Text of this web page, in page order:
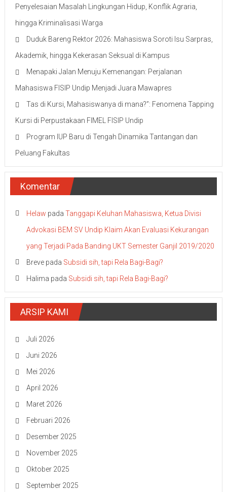
Penyelesaian Masalah Lingkungan Hidup, Konflik Agraria,
hingga Kriminalisasi Warga
Duduk Bareng Rektor 2026: Mahasiswa Soroti Isu Sarpras,
Akademik, hingga Kekerasan Seksual di Kampus
Menapaki Jalan Menuju Kemenangan: Perjalanan
Mahasiswa FISIP Undip Menjadi Juara Mawapres
Tas di Kursi, Mahasiswanya di mana?”: Fenomena Tapping
Kursi di Perpustakaan FIMEL FISIP Undip
Program IUP Baru di Tengah Dinamika Tantangan dan
Peluang Fakultas
Komentar
Helaw pada Tanggapi Keluhan Mahasiswa, Ketua Divisi
Advokasi BEM SV Undip Klaim Akan Evaluasi Kekurangan
yang Terjadi Pada Banding UKT Semester Ganjil 2019/2020
Brevepada Subsidi sih, tapi Rela Bagi-Bagi?
Halima pada Subsidi sih, tapi Rela Bagi-Bagi?
ARSIP KAMI
Juli 2026
Juni 2026
Mei 2026
April 2026
Maret 2026
Februari 2026
Desember 2025
November 2025
Oktober 2025
September 2025